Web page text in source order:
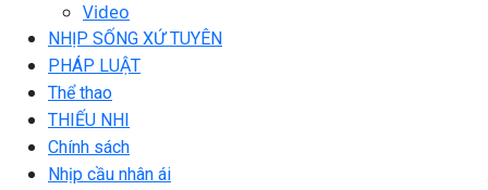
Video
NHỊP SỐNG XỨ TUYÊN
PHÁP LUẬT
Thể thao
THIẾU NHI
Chính sách
Nhịp cầu nhân ái